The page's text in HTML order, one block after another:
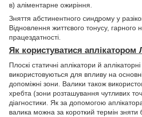
в) аліментарне ожиріння.
Зняття абстинентного синдрому у
Відновлення життєвого тонусу, гарного
працездатності.
Як користуватися аплікатором
Плоскі статичні аплікатори й
використовуються для впливу на
допоміжні зони. Валики також
хребта (зони розташування чутливих
діагностики. Як за допомогою
валика можна за короткий термін зняти